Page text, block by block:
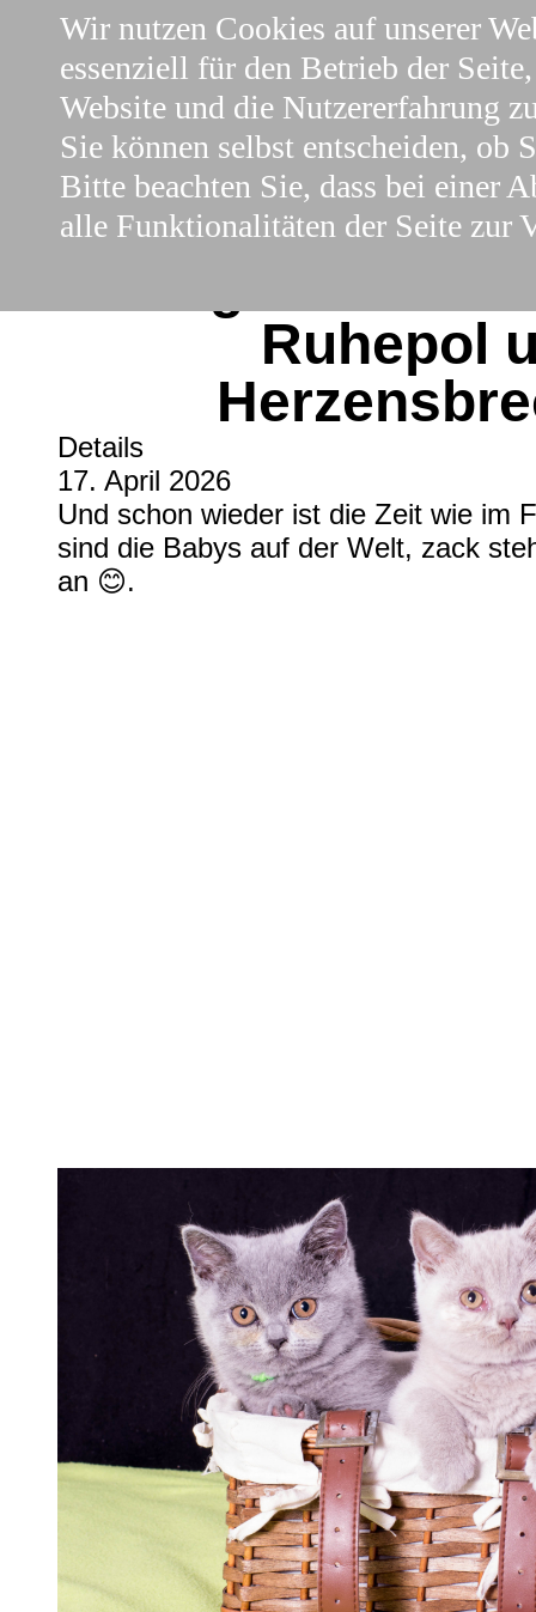
Ruhepol
Details
17. April 2026
Und schon wieder ist die Zeit wie im
sind die Babys auf der Welt, zack
an 😊.
Wir nutzen Cookies auf unserer
essenziell für den Betrieb der
Website und die Nutzererfahrung
Sie können selbst entscheiden, ob
Bitte beachten Sie, dass bei einer
alle Funktionalitäten der Seite zur